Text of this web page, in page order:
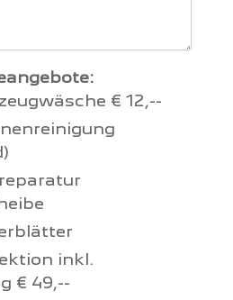
€ 12,--
inkl.
€ 49,--